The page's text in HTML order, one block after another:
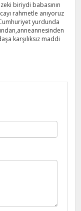
biriydi babasının
rahmetle anıyoruz
Cumhuriyet yurdunda
karşılıksız maddi